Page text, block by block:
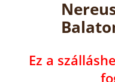
Ez a